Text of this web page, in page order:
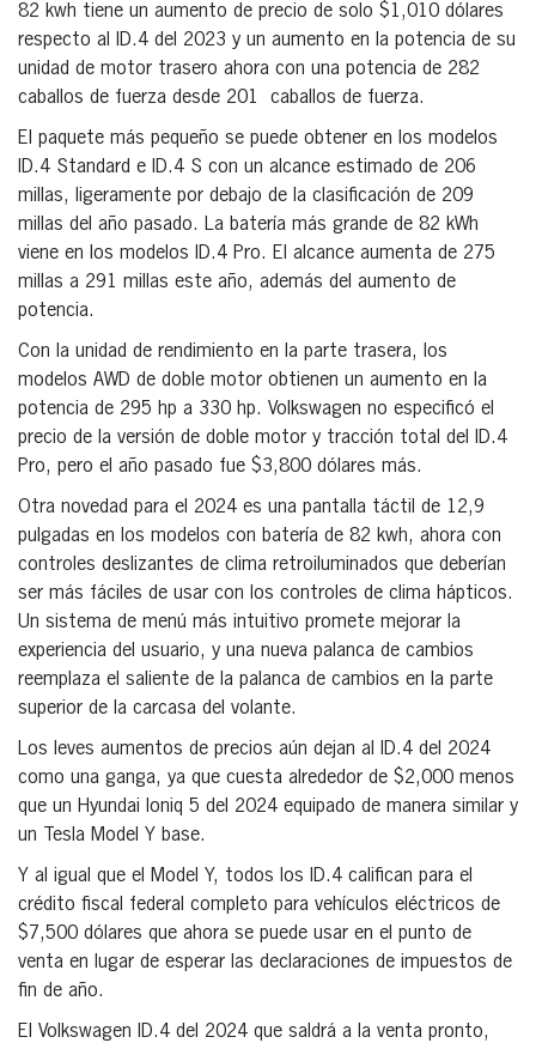
82 kwh tiene un aumento de precio de solo $1,010 dólares
respecto al ID.4 del 2023 y un aumento en la potencia de su
unidad de motor trasero ahora con una potencia de 282
caballos de fuerza desde 201 caballos de fuerza.
El paquete más pequeño se puede obtener en los modelos
ID.4 Standard e ID.4 S con un alcance estimado de 206
millas, ligeramente por debajo de la clasificación de 209
millas del año pasado. La batería más grande de 82 kWh
viene en los modelos ID.4 Pro. El alcance aumenta de 275
millas a 291 millas este año, además del aumento de
potencia.
Con la unidad de rendimiento en la parte trasera, los
modelos AWD de doble motor obtienen un aumento en la
potencia de 295 hp a 330 hp. Volkswagen no especificó el
precio de la versión de doble motor y tracción total del ID.4
Pro, pero el año pasado fue $3,800 dólares más.
Otra novedad para el 2024 es una pantalla táctil de 12,9
pulgadas en los modelos con batería de 82 kwh, ahora con
controles deslizantes de clima retroiluminados que deberían
ser más fáciles de usar con los controles de clima hápticos.
Un sistema de menú más intuitivo promete mejorar la
experiencia del usuario, y una nueva palanca de cambios
reemplaza el saliente de la palanca de cambios en la parte
superior de la carcasa del volante.
Los leves aumentos de precios aún dejan al ID.4 del 2024
como una ganga, ya que cuesta alrededor de $2,000 menos
que un Hyundai Ioniq 5 del 2024 equipado de manera similar y
un Tesla Model Y base.
Y al igual que el Model Y, todos los ID.4 califican para el
crédito fiscal federal completo para vehículos eléctricos de
$7,500 dólares que ahora se puede usar en el punto de
venta en lugar de esperar las declaraciones de impuestos de
fin de año.
El Volkswagen ID.4 del 2024 que saldrá a la venta pronto,